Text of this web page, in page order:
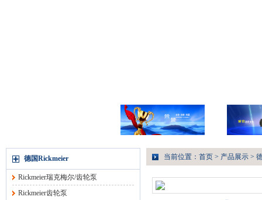
德国Rickmeier
Rickmeier瑞克梅尔/齿轮泵
Rickmeier齿轮泵
当前位置： 首页 > 产品展示 >